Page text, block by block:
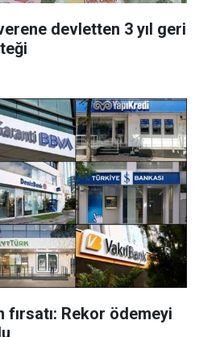
devletten 3 yıl geri
Rekor ödemeyi